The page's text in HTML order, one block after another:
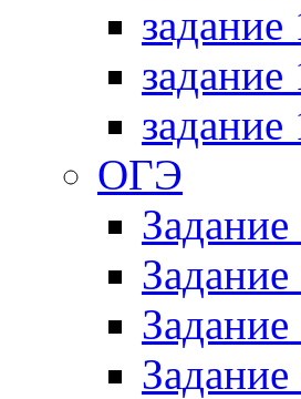
задание
задание
задание
ОГЭ
Задание